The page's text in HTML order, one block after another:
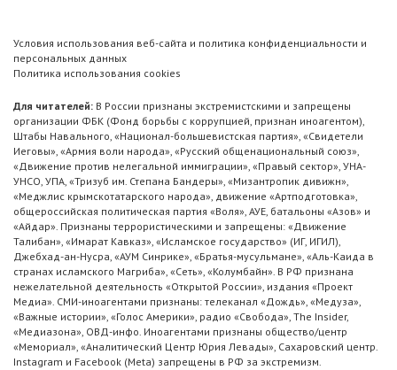
Условия использования веб-сайта и политика конфиденциальности и
персональных данных
Политика использования cookies
Для читателей: В России признаны экстремистскими и запрещены
организации ФБК (Фонд борьбы с коррупцией, признан иноагентом),
Штабы Навального, «Национал-большевистская партия», «Свидетели
Иеговы», «Армия воли народа», «Русский общенациональный союз»,
«Движение против нелегальной иммиграции», «Правый сектор», УНА-
УНСО, УПА, «Тризуб им. Степана Бандеры», «Мизантропик дивижн»,
«Меджлис крымскотатарского народа», движение «Артподготовка»,
общероссийская политическая партия «Воля», АУЕ, батальоны «Азов» и
«Айдар». Признаны террористическими и запрещены: «Движение
Талибан», «Имарат Кавказ», «Исламское государство» (ИГ, ИГИЛ),
Джебхад-ан-Нусра, «АУМ Синрике», «Братья-мусульмане», «Аль-Каида в
странах исламского Магриба», «Сеть», «Колумбайн». В РФ признана
нежелательной деятельность «Открытой России», издания «Проект
Медиа». СМИ-иноагентами признаны: телеканал «Дождь», «Медуза»,
«Важные истории», «Голос Америки», радио «Свобода», The Insider,
«Медиазона», ОВД-инфо. Иноагентами признаны общество/центр
«Мемориал», «Аналитический Центр Юрия Левады», Сахаровский центр.
Instagram и Facebook (Metа) запрещены в РФ за экстремизм.